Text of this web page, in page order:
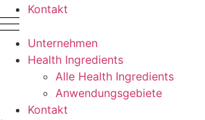
Kontakt
Unternehmen
Health Ingredients
Alle Health Ingredients
Anwendungsgebiete
Kontakt